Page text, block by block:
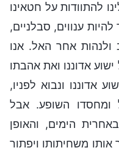
להתוודות על חטאינו
ענווים, סבלניים,
אחר האל. אנו
אדוננו ואת אהבתו
אדוננו ונבוא לפניו,
ומחסדו השופע. אבל
הימים, והאופן
משחיתותו ויפתור